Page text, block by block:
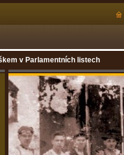
v Parlamentních listech